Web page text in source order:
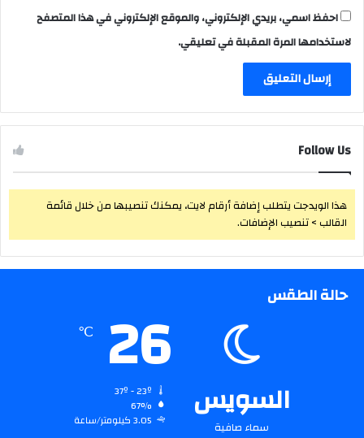
احفظ اسمي، بريدي الإلكتروني، والموقع الإلكتروني في هذا المتصفح
لاستخدامها المرة المقبلة في تعليقي.
Follow Us
هذا الويدجت يتطلب إضافة أرقام لايت، يمكنك تنصيبها من خلال قائمة
القالب > تنصيب الإضافات.
حالة الطقس
السويس
سماء صافية
26
℃
67%
3.05 كيلومتر/ساعة